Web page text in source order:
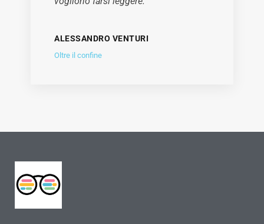
ALESSANDRO VENTURI
Oltre il confine